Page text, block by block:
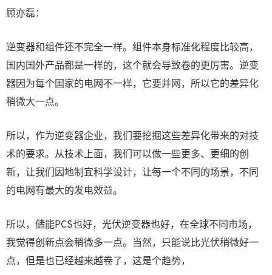
顾亦磊：
逆变器和组件还不完全一样。组件本身标准化程度比较高，
国内国外产品都是一样的，这个就会导致卷的更厉害。逆变
器因为每个国家的电网不一样，它要并网，所以它的差异化
稍微大一点。
所以，作为逆变器企业，我们要挖掘这些差异化带来的对技
术的要求。从技术上面，我们可以做一些更多、更细的创
新，让我们因地制宜科学设计，让每一个不同的场景，不同
的电网有最大的发电效益。
所以，储能PCS也好，光伏逆变器也好，在全球不同市场，
我觉得创新点会稍微多一点。当然，只能说比光伏稍微好一
点，但是也已经越来越卷了，这是个趋势，